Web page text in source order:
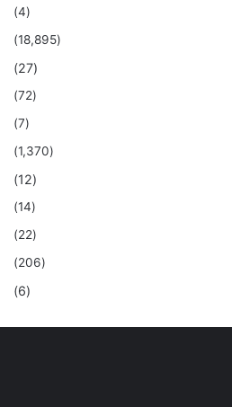
(4)
(18,895)
(27)
(72)
(7)
(1,370)
(12)
(14)
(22)
(206)
(6)